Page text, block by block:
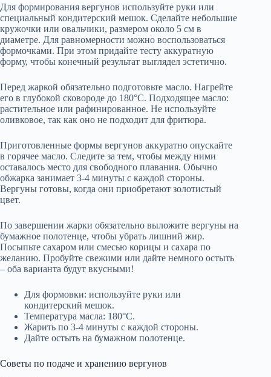
Для формирования вергунов используйте руки или
специальный кондитерский мешок. Сделайте небольшие
кружочки или овальчики, размером около 5 см в
диаметре. Для равномерности можно воспользоваться
формочками. При этом придайте тесту аккуратную
форму, чтобы конечный результат выглядел эстетично.
Перед жаркой обязательно подготовьте масло. Нагрейте
его в глубокой сковороде до 180°C. Подходящее масло:
растительное или рафинированное. Не используйте
оливковое, так как оно не подходит для фритюра.
Приготовленные формы вергунов аккуратно опускайте
в горячее масло. Следите за тем, чтобы между ними
оставалось место для свободного плавания. Обычно
обжарка занимает 3-4 минуты с каждой стороны.
Вергуны готовы, когда они приобретают золотистый
цвет.
По завершении жарки обязательно выложите вергуны на
бумажное полотенце, чтобы убрать лишний жир.
Посыпьте сахаром или смесью корицы и сахара по
желанию. Пробуйте свежими или дайте немного остыть
– оба варианта будут вкусными!
Для формовки: используйте руки или
кондитерский мешок.
Температура масла: 180°C.
Жарить по 3-4 минуты с каждой стороны.
Дайте остыть на бумажном полотенце.
Советы по подаче и хранению вергунов